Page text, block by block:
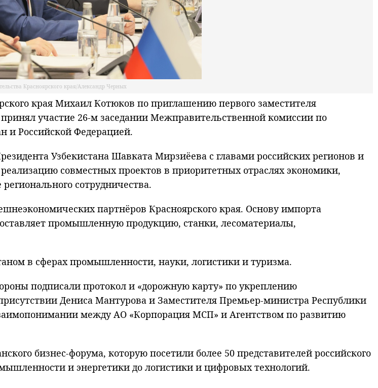
Красноярского края/Александр Черных
края Михаил Котюков по приглашению первого заместителя
участие 26-м заседании Межправительственной комиссии по
и Российской Федерацией.
Узбекистана Шавката Мирзиёева с главами российских регионов и
совместных проектов в приоритетных отраслях экономики,
сотрудничества.
партнёров Красноярского края. Основу импорта
промышленную продукцию, станки, лесоматериалы,
в сферах промышленности, науки, логистики и туризма.
подписали протокол и «дорожную карту» по укреплению
Дениса Мантурова и Заместителя Премьер-министра Республики
между АО «Корпорация МСП» и Агентством по развитию
бизнес-форума, которую посетили более 50 представителей российского
и энергетики до логистики и цифровых технологий.